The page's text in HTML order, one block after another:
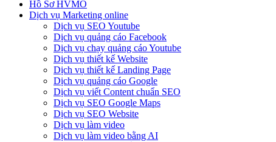
Hồ Sơ HVMO
Dịch vụ Marketing online
Dịch vụ SEO Youtube
Dịch vụ quảng cáo Facebook
Dịch vụ chạy quảng cáo Youtube
Dịch vụ thiết kế Website
Dịch vụ thiết kế Landing Page
Dịch vụ quảng cáo Google
Dịch vụ viết Content chuẩn SEO
Dịch vụ SEO Google Maps
Dịch vụ SEO Website
Dịch vụ làm video
Dịch vụ làm video bằng AI